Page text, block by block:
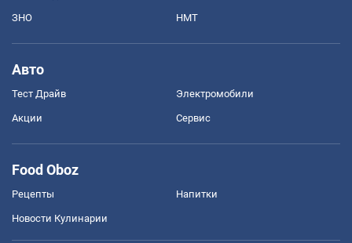
ЗНО НМТ
Авто
Тест Драйв Электромобили
Акции Сервис
Food Oboz
Рецепты Напитки
Новости Кулинарии